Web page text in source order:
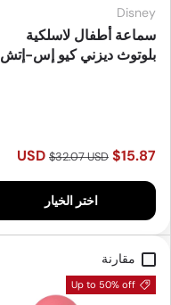
Disney
سماعة أطفال لاسلكية
بلوتوث ديزني كيو إس-إتش ٥
$15.87 USD
$32.07 USD
اختر الخيار
مقارنة
Up to 50% off